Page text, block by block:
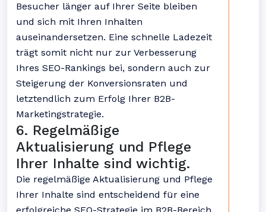
Besucher länger auf Ihrer Seite bleiben
und sich mit Ihren Inhalten
auseinandersetzen. Eine schnelle Ladezeit
trägt somit nicht nur zur Verbesserung
Ihres SEO-Rankings bei, sondern auch zur
Steigerung der Konversionsraten und
letztendlich zum Erfolg Ihrer B2B-
Marketingstrategie.
6. Regelmäßige
Aktualisierung und Pflege
Ihrer Inhalte sind wichtig.
Die regelmäßige Aktualisierung und Pflege
Ihrer Inhalte sind entscheidend für eine